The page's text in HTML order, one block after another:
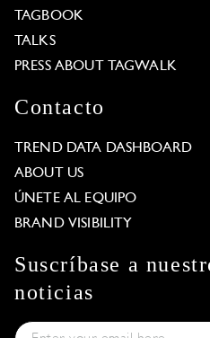
TAGBOOK
TALKS
PRESS ABOUT TAGWALK
Contacto
TREND DATA DASHBOARD
ABOUT US
ÚNETE AL EQUIPO
BRAND VISIBILITY
Suscríbase a
noticias